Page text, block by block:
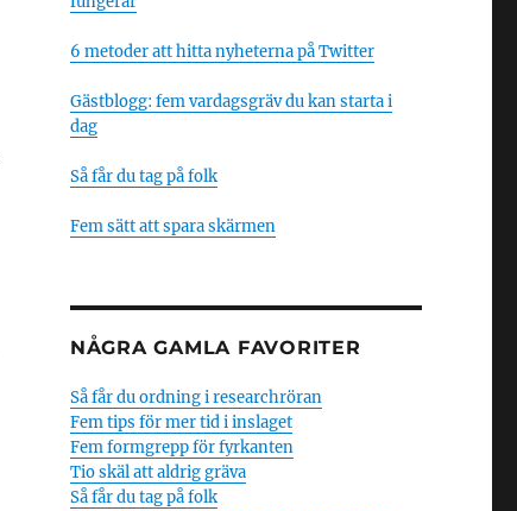
6 metoder att hitta nyheterna på Twitter
Gästblogg: fem vardagsgräv du kan starta i
dag
Så får du tag på folk
Fem sätt att spara skärmen
NÅGRA GAMLA FAVORITER
Så får du ordning i researchröran
Fem tips för mer tid i inslaget
Fem formgrepp för fyrkanten
Tio skäl att aldrig gräva
Så får du tag på folk